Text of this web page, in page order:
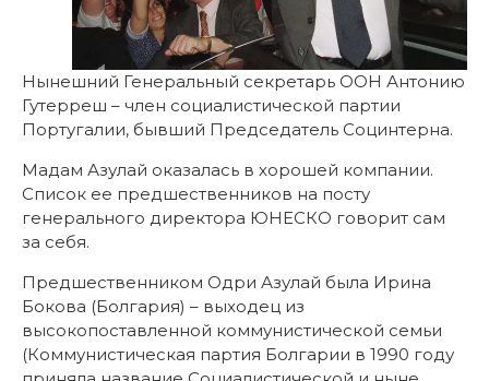
Нынешний Генеральный секретарь ООН Антонию
Гутерреш – член социалистической партии
Португалии, бывший Председатель Социнтерна.
Мадам Азулай оказалась в хорошей компании.
Список ее предшественников на посту
генерального директора ЮНЕСКО говорит сам
за себя.
Предшественником Одри Азулай была Ирина
Бокова (Болгария) – выходец из
высокопоставленной коммунистической семьи
(Коммунистическая партия Болгарии в 1990 году